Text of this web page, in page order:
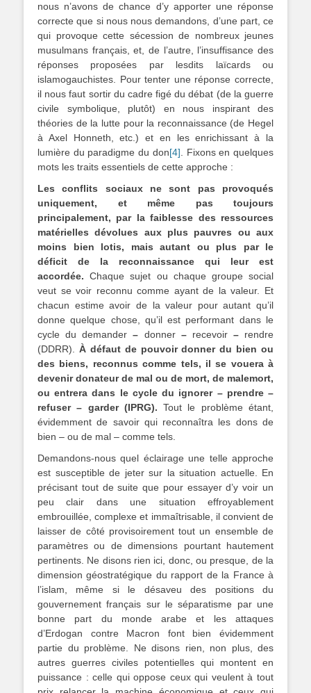
nous n’avons de chance d’y apporter une réponse
correcte que si nous nous demandons, d’une part, ce
qui provoque cette sécession de nombreux jeunes
musulmans français, et, de l’autre, l’insuffisance des
réponses proposées par lesdits laïcards ou
islamogauchistes. Pour tenter une réponse correcte,
il nous faut sortir du cadre figé du débat (de la guerre
civile symbolique, plutôt) en nous inspirant des
théories de la lutte pour la reconnaissance (de Hegel
à Axel Honneth, etc.) et en les enrichissant à la
lumière du paradigme du don[4] . Fixons en quelques
mots les traits essentiels de cette approche :
Les conflits sociaux ne sont pas provoqués
uniquement, et même pas toujours
principalement, par la faiblesse des ressources
matérielles dévolues aux plus pauvres ou aux
moins bien lotis, mais autant ou plus par le
déficit de la reconnaissance qui leur est
accordée. Chaque sujet ou chaque groupe social
veut se voir reconnu comme ayant de la valeur. Et
chacun estime avoir de la valeur pour autant qu’il
donne quelque chose, qu’il est performant dans le
cycle du demander– donner –recevoir –rendre
(DDRR). À défaut de pouvoir donner du bien ou
des biens, reconnus comme tels, il se vouera à
devenir donateur de mal ou de mort, de malemort,
ou entrera dans le cycle du ignorer –prendre –
refuser – garder (IPRG).Tout le problème étant,
évidemment de savoir qui reconnaîtra les dons de
bien – ou de mal – comme tels.
Demandons-nous quel éclairage une telle approche
est susceptible de jeter sur la situation actuelle. En
précisant tout de suite que pour essayer d’y voir un
peu clair dans une situation effroyablement
embrouillée, complexe et immaîtrisable, il convient de
laisser de côté provisoirement tout un ensemble de
paramètres ou de dimensions pourtant hautement
pertinents. Ne disons rien ici, donc, ou presque, de la
dimension géostratégique du rapport de la France à
l’islam, même si le désaveu des positions du
gouvernement français sur le séparatisme par une
bonne part du monde arabe et les attaques
d’Erdogan contre Macron font bien évidemment
partie du problème. Ne disons rien, non plus, des
autres guerres civiles potentielles qui montent en
puissance : celle qui oppose ceux qui veulent à tout